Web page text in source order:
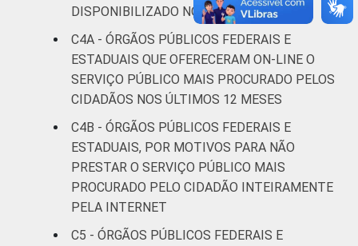
DISPONIBILIZADO NO WEBSITE
C4A - ÓRGÃOS PÚBLICOS FEDERAIS E
ESTADUAIS QUE OFERECERAM ON-LINE O
SERVIÇO PÚBLICO MAIS PROCURADO PELOS
CIDADÃOS NOS ÚLTIMOS 12 MESES
C4B - ÓRGÃOS PÚBLICOS FEDERAIS E
ESTADUAIS, POR MOTIVOS PARA NÃO
PRESTAR O SERVIÇO PÚBLICO MAIS
PROCURADO PELO CIDADÃO INTEIRAMENTE
PELA INTERNET
C5 - ÓRGÃOS PÚBLICOS FEDERAIS E